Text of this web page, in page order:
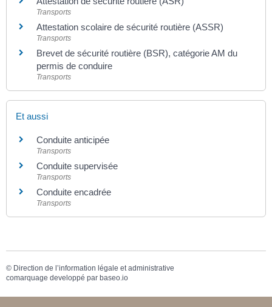
Transports
Attestation scolaire de sécurité routière (ASSR)
Transports
Brevet de sécurité routière (BSR), catégorie AM du
permis de conduire
Transports
Et aussi
Conduite anticipée
Transports
Conduite supervisée
Transports
Conduite encadrée
Transports
© Direction de l’information légale et administrative
comarquage developpé par baseo.io